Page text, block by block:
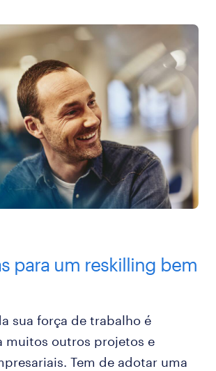
para um reskilling bem
sua força de trabalho é
muitos outros projetos e
Tem de adotar uma